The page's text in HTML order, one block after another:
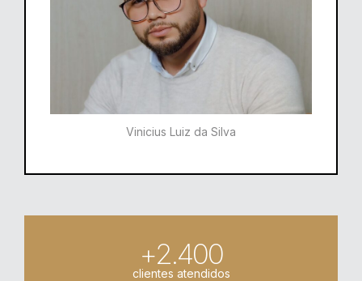
Vinicius Luiz da Silva
+2.400
clientes atendidos